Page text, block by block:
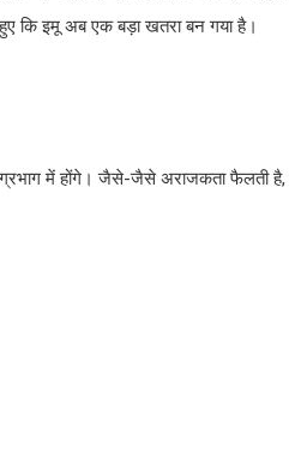
कि इमू अब एक बड़ा खतरा बन गया है।
में होंगे। जैसे-जैसे अराजकता फैलती है,